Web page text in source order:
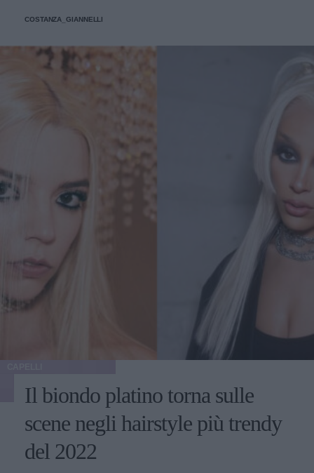
COSTANZA_GIANNELLI
Il biondo platino torna sulle
scene negli hairstyle più trendy
del 2022